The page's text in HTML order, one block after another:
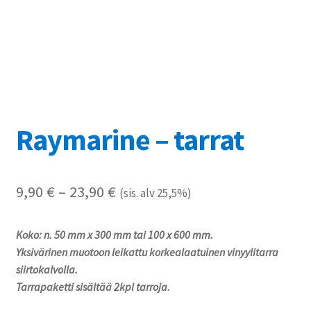
Teollisuus & Kiinteistö
Toimitusehdot
Värikartta
Kassa
Raymarine – tarrat
9,90 € – 23,90 €Hintaluokka:
-
(sis. alv 25,5%)
Koko: n. 50 mm x 300 mm tai 100 x 600 mm.
Yksivärinen muotoon leikattu korkealaatuinen vinyylitarra
siirtokalvolla.
Tarrapaketti sisältää 2kpl tarroja.